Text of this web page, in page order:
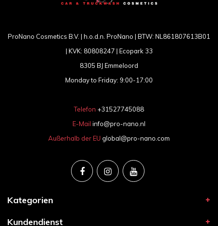
ProNano Cosmetics B.V. | h.o.d.n. ProNano | BTW: NL861807613B01
| KVK: 80808247 | Ecopark 33
8305 BJ Emmeloord
Monday to Friday: 9:00-17:00
Telefon +31527745088
E-Mail info@pro-nano.nl
Außerhalb der EU global@pro-nano.com
Kategorien
Kundendienst